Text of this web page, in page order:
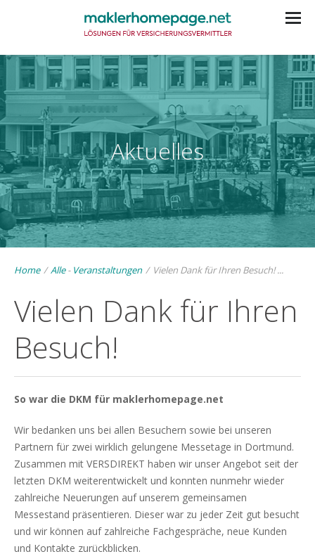
Aktuelles
Home /Alle - Veranstaltungen / Vielen Dank für Ihren Besuch! ...
Vielen Dank für Ihren
Besuch!
So war die DKM für maklerhomepage.net
Wir bedanken uns bei allen Besuchern sowie bei unseren
Partnern für zwei wirklich gelungene Messetage in Dortmund.
Zusammen mit VERSDIREKT haben wir unser Angebot seit der
letzten DKM weiterentwickelt und konnten nunmehr wieder
zahlreiche Neuerungen auf unserem gemeinsamen
Messestand präsentieren. Dieser war zu jeder Zeit gut besucht
und wir können auf zahlreiche Fachgespräche, neue Kunden
und Kontakte zurückblicken.